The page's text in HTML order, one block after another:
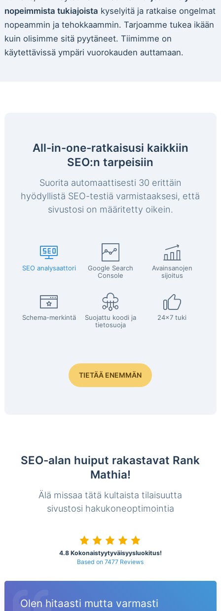
nopeimmista tukiajoista kyselyitä ja ratkaise ongelmat
nopeammin ja tehokkaammin. Tarjoamme tukea ikään
kuin olisimme sitä pyytäneet. Tiimimme on
käytettävissä ympäri vuorokauden auttamaan.
All-in-one-ratkaisusi kaikkiin
SEO:n tarpeisiin
Suorita automaattisesti 30 erittäin
hyödyllistä SEO-testiä varmistaaksesi, että
sivustosi on määritetty oikein.
SEO analysaattori
Google Search
Console
Avainsanojen
sijoitus
Schema-merkintä
Suojattu koodi ja
tietosuoja
24x7 tuki
TIETÄÄ ENEMMÄN
SEO-alan huiput rakastavat Rank
Mathia!
Älä missaa tätä kultaista tilaisuutta
sivustosi hakukoneoptimointia
4.8 Kokonaistyytyväisyysluokitus!
Based on 7477 Reviews
Olen hitaasti mutta varmasti